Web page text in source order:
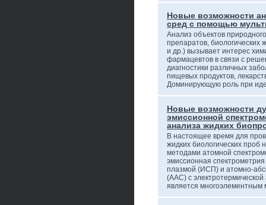
Новые возможности
сред с помощью
Анализ объектов
препаратов, биологических
и др.) вызывает интерес
фармацевтов в связи с
диагностики различных
пищевых продуктов,
Доминирующую роль при
Новые возможности
эмиссионной
анализа жидких
В настоящее время для
жидких биологических проб
методами атомной
эмиссионная
плазмой (ИСП) и атомно-
(ААС) с
является